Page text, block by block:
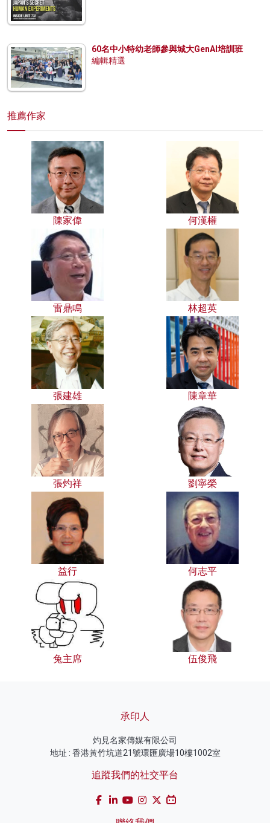
60名中小特幼老師參與城大GenAI培訓班
編輯精選
推薦作家
陳家偉 何漢權
雷鼎鳴 林超英
張建雄 陳章華
張灼祥 劉寧榮
益行 何志平
兔主席 伍俊飛
承印人
灼見名家傳媒有限公司
地址 : 香港黃竹坑道21號環匯廣場10樓1002室
追蹤我們的社交平台